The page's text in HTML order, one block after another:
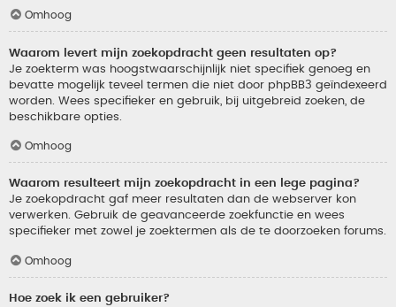
Omhoog
Waarom levert mijn zoekopdracht geen resultaten op?
Je zoekterm was hoogstwaarschijnlijk niet specifiek genoeg en
bevatte mogelijk teveel termen die niet door phpBB3 geïndexeerd
worden. Wees specifieker en gebruik, bij uitgebreid zoeken, de
beschikbare opties.
Omhoog
Waarom resulteert mijn zoekopdracht in een lege pagina?
Je zoekopdracht gaf meer resultaten dan de webserver kon
verwerken. Gebruik de geavanceerde zoekfunctie en wees
specifieker met zowel je zoektermen als de te doorzoeken forums.
Omhoog
Hoe zoek ik een gebruiker?